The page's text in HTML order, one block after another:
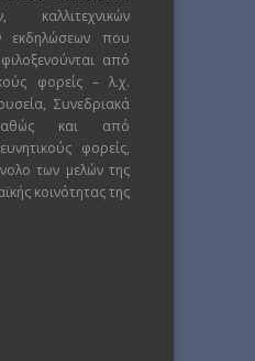
καλλιτεχνικών
εκδηλώσεων που
από
φορείς – λ.χ.
Συνεδριακά
και από
φορείς,
των μελών της
κοινότητας της